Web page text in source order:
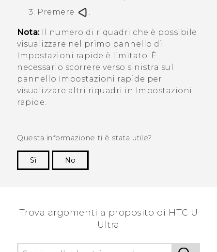
Premere
.
Nota:Il numero di riquadri che è possibile
visualizzare nel primo pannello di
Impostazioni rapide è limitato. È
necessario scorrere verso sinistra sul
pannello Impostazioni rapide per
visualizzare altri riquadri in Impostazioni
rapide.
Questa informazione ti è stata utile?
Sì
No
Trova argomenti a proposito di HTC U
Ultra